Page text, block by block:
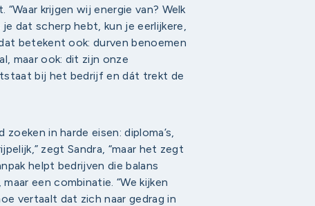
krijgen wij energie van? Welk
dat scherp hebt, kun je eerlijkere,
betekent ook: durven benoemen
maar ook: dit zijn onze
bij het bedrijf en dát trekt de
in harde eisen: diploma’s,
zegt Sandra, “maar het zegt
helpt bedrijven die balans
een combinatie. “We kijken
vertaalt dat zich naar gedrag in